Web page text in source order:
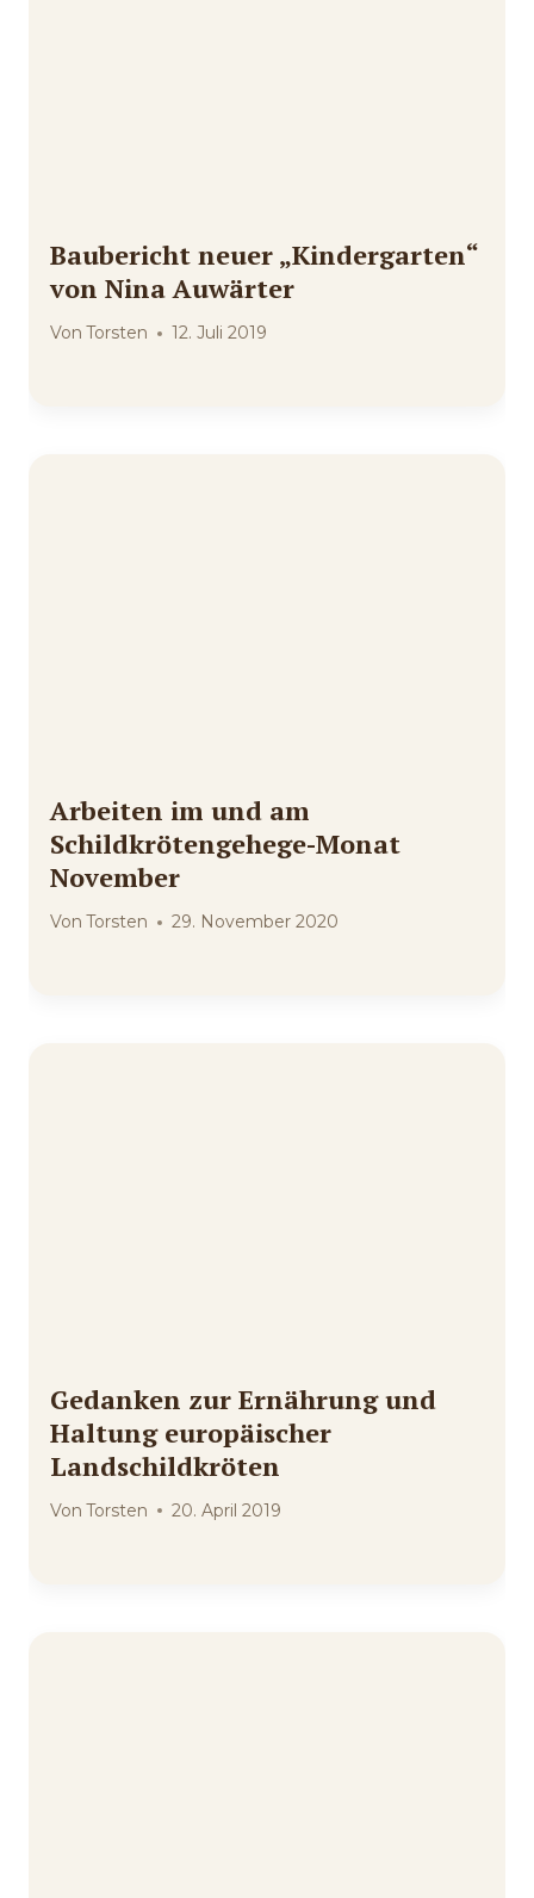
Baubericht neuer „Kindergarten“
von Nina Auwärter
Von Torsten 12. Juli 2019
Arbeiten im und am
Schildkrötengehege-Monat
November
Von Torsten 29. November 2020
Gedanken zur Ernährung und
Haltung europäischer
Landschildkröten
Von Torsten 20. April 2019